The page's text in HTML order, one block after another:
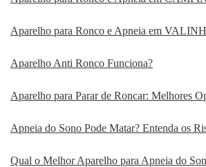
Aparelho para Ronco e Apneia em
Aparelho Anti Ronco Funciona?
Aparelho para Parar de Roncar: Melhores
Apneia do Sono Pode Matar? Entenda os
Qual o Melhor Aparelho para Apneia do